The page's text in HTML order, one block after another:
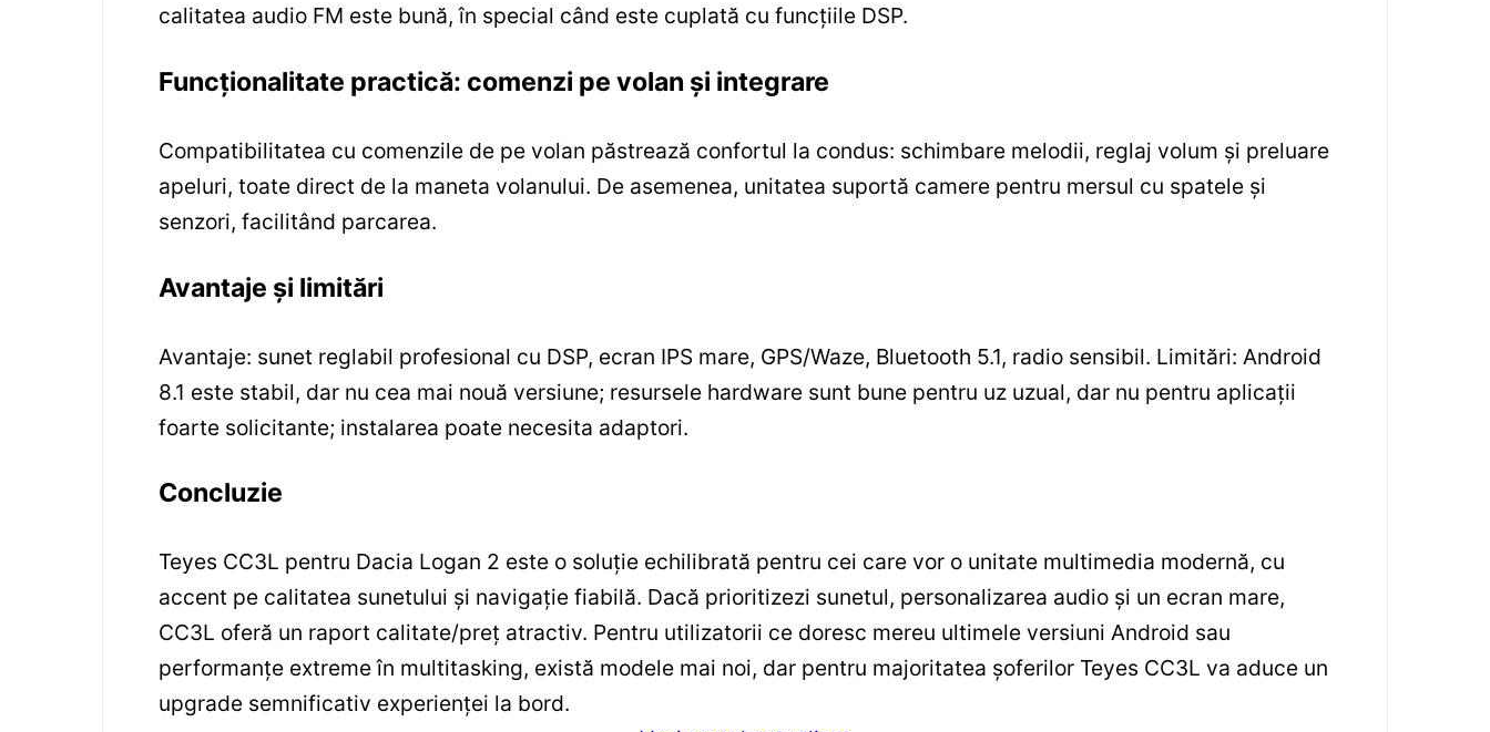
calitatea audio FM este bună, în special când este cuplată cu funcțiile DSP.
Funcționalitate practică: comenzi pe volan și integrare
Compatibilitatea cu comenzile de pe volan păstrează confortul la condus: schimbare melodii, reglaj volum și preluare
apeluri, toate direct de la maneta volanului. De asemenea, unitatea suportă camere pentru mersul cu spatele și
senzori, facilitând parcarea.
Avantaje și limitări
Avantaje: sunet reglabil profesional cu DSP, ecran IPS mare, GPS/Waze, Bluetooth 5.1, radio sensibil. Limitări: Android
8.1 este stabil, dar nu cea mai nouă versiune; resursele hardware sunt bune pentru uz uzual, dar nu pentru aplicații
foarte solicitante; instalarea poate necesita adaptori.
Concluzie
Teyes CC3L pentru Dacia Logan 2 este o soluție echilibrată pentru cei care vor o unitate multimedia modernă, cu
accent pe calitatea sunetului și navigație fiabilă. Dacă prioritizezi sunetul, personalizarea audio și un ecran mare,
CC3L oferă un raport calitate/preț atractiv. Pentru utilizatorii ce doresc mereu ultimele versiuni Android sau
performanțe extreme în multitasking, există modele mai noi, dar pentru majoritatea șoferilor Teyes CC3L va aduce un
upgrade semnificativ experienței la bord.